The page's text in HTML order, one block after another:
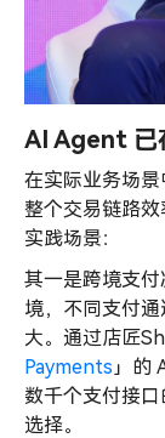
AI Agent 已
在实际业务场
整个交易链路
实践场景：
其一是跨境支
境，不同支付
大。通过店匠
Payments 」的
数千个支付接
选择。